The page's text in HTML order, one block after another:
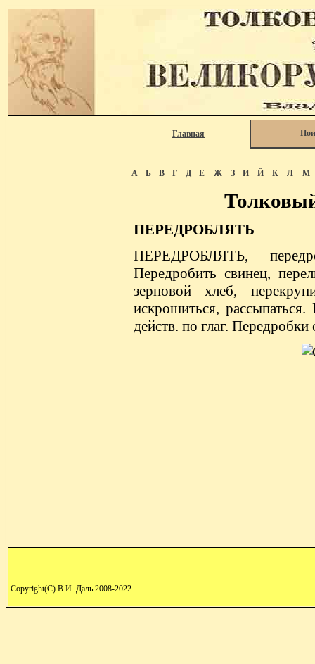
Главная
А Б В Г Д Е Ж З И Й К Л М
ПЕРЕДРОБЛЯТЬ
ПЕРЕДРОБЛЯТЬ,
Передробить свинец,
зерновой хлеб,
искрошиться,
действ. по глаг.
Copyright(C) В.И. Даль 2008-2022